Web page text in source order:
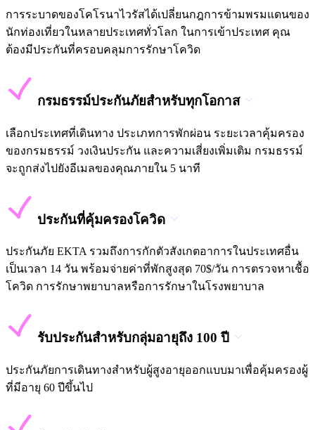
การระบาดของโคโรนาไวรัสได้เปลี่ยนกฎการข้ามพรมแดนของ
นักท่องเที่ยวในหลายประเทศทั่วโลก ในการเข้าประเทศ คุณ
ต้องมีประกันที่ครอบคลุมการรักษาโควิด
กรมธรรม์ประกันภัยสำหรับทุกโอกาส
เลือกประเทศที่เดินทาง ประเภทการพักผ่อน ระยะเวลาคุ้มครอง
ของกรมธรรม์ วงเงินประกัน และความเสี่ยงเพิ่มเติม กรมธรรม์
จะถูกส่งไปยังอีเมลของคุณภายใน 5 นาที
ประกันที่คุ้มครองโควิด
ประกันภัย EKTA รวมถึงการกักตัวสังเกตอาการในประเทศอื่น
เป็นเวลา 14 วัน พร้อมจ่ายค่าที่พักสูงสุด 70$/วัน การตรวจหาเชื้อ
โควิด การรักษาพยาบาลหรือการรักษาในโรงพยาบาล
รับประกันสำหรับกลุ่มอายุถึง 100 ปี
ประกันภัยการเดินทางสำหรับผู้สูงอายุออกแบบมาเพื่อคุ้มครองผู้
ที่มีอายุ 60 ปีขึ้นไป